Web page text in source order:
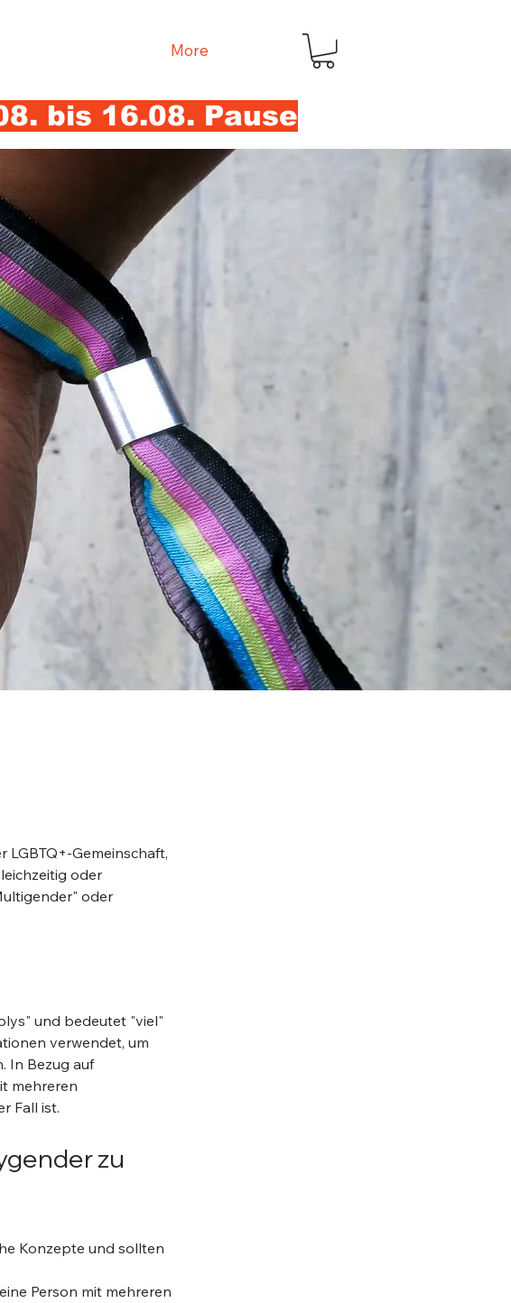
More
bis 16.08. Pause
Gemeinschaft,
oder
oder
und bedeutet "viel"
verwendet, um
In Bezug auf
mehreren
Fall ist.
zu
Konzepte und sollten
Person mit mehreren